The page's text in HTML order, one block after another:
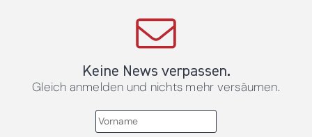
Keine News verpassen.
Gleich anmelden und nichts mehr versäumen.